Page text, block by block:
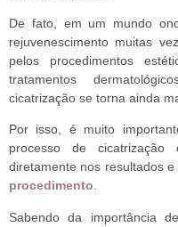
De fato, em um mundo
rejuvenescimento muitas
pelos procedimentos
tratamentos
cicatrização se torna ainda
Por isso, é muito
processo de
diretamente nos resultados
procedimento.
Sabendo da importância